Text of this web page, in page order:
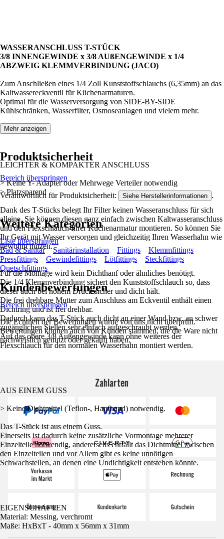
WASSERANSCHLUSS T-STÜCK
3/8 INNENGEWINDE x 3/8 AUßENGEWINDE x 1/4
ABZWEIG KLEMMVERBINDUNG (JACO)
Zum Anschließen eines 1/4 Zoll Kunststoffschlauchs (6,35mm) an das
Kaltwassereckventil für Küchenarmaturen.
Optimal für die Wasserversorgung von SIDE-BY-SIDE
Kühlschränken, Wasserfilter, Osmoseanlagen und vielem mehr.
LEICHTER & KOMPAKTER ANSCHLUSS
> Keine Y- Adapter oder Mehrwege Verteiler notwendig
> Platzsparend
Dank des T-Stücks belegt Ihr Filter keinen Wasseranschluss für sich
alleine. Sie können diesen ganz einfach zwischen Kaltwasseranschluss
und den Flexschlauch Ihrer Küchenarmatur montieren. So können Sie
Ihr Gerät mit Wasser versorgen und gleichzeitig Ihren Wasserhahn wie
gewohnt nutzen.
Für die Montage wird kein Dichthanf oder ähnliches benötigt.
Die 1/4 Klemmverbindung sichert den Kunststoffschlauch so, dass
dieser auch bei hohem Druck sicher und dicht hält.
Die frei drehbare Mutter zum Anschluss am Eckventil enthält einen
Dichtring und ist frei drehbar.
Dadurch kann das T-Stück auch dicht an einer Wand bzw. an schwer
zugänglichen Stellen sehr einfach aufgeschraubt werden.
Auf das obere 3/8 Außengewinde kann ohne weiteres der
Flexschlauch für den normalen Wasserhahn montiert werden.
AUS EINEM GUSS
> Keine Dichtmittel (Teflon-, Hanfband) notwendig.
Das T-Stück ist aus einem Guss.
Einerseits ist dadurch keine zusätzliche Vormontage mehrerer
Einzelteile notwendig, andererseits entfällt das Dichtmittel zwischen
den Einzelteilen und vor Allem gibt es keine unnötigen
Schwachstellen, an denen eine Undichtigkeit entstehen könnte.
EIGENSCHAFTEN
Material: Messing, verchromt
Maße: HxBxT - 40mm x 56mm x 31mm
Mehr anzeigen
Produktsicherheit
Bereich überspringen
Verantwortlich für Produktsicherheit: Siehe Herstellerinformationen .
Weitere Kategorien
Liste überspringen
Bad & Sanitär
Sanitärinstallation Fittings
Klemmfittings
Pressfittings
Gewindefittings Lötfittings
Steckfittings
Quetschfittings
Kundenbewertungen
Bereich überspringen
Die Echtheit der Bewertungen wurde von uns nicht überprüft.
Bewertungen können auch von Kunden stammen, die die Ware nicht
nachweislich genutzt oder gekauft haben.
Zahlarten